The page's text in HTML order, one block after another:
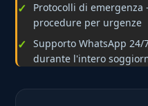
Protocolli di
procedure per urgenze
Supporto WhatsApp
durante l'intero